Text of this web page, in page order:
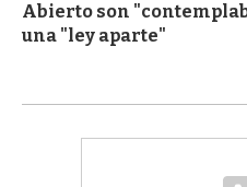
Abierto son
una "ley aparte"